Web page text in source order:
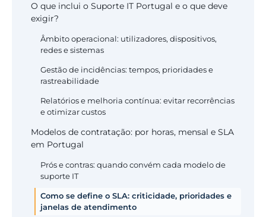
O que inclui o Suporte IT Portugal e o que deve
exigir?
Âmbito operacional: utilizadores, dispositivos,
redes e sistemas
Gestão de incidências: tempos, prioridades e
rastreabilidade
Relatórios e melhoria contínua: evitar recorrências
e otimizar custos
Modelos de contratação: por horas, mensal e SLA
em Portugal
Prós e contras: quando convém cada modelo de
suporte IT
Como se define o SLA: criticidade, prioridades e
janelas de atendimento